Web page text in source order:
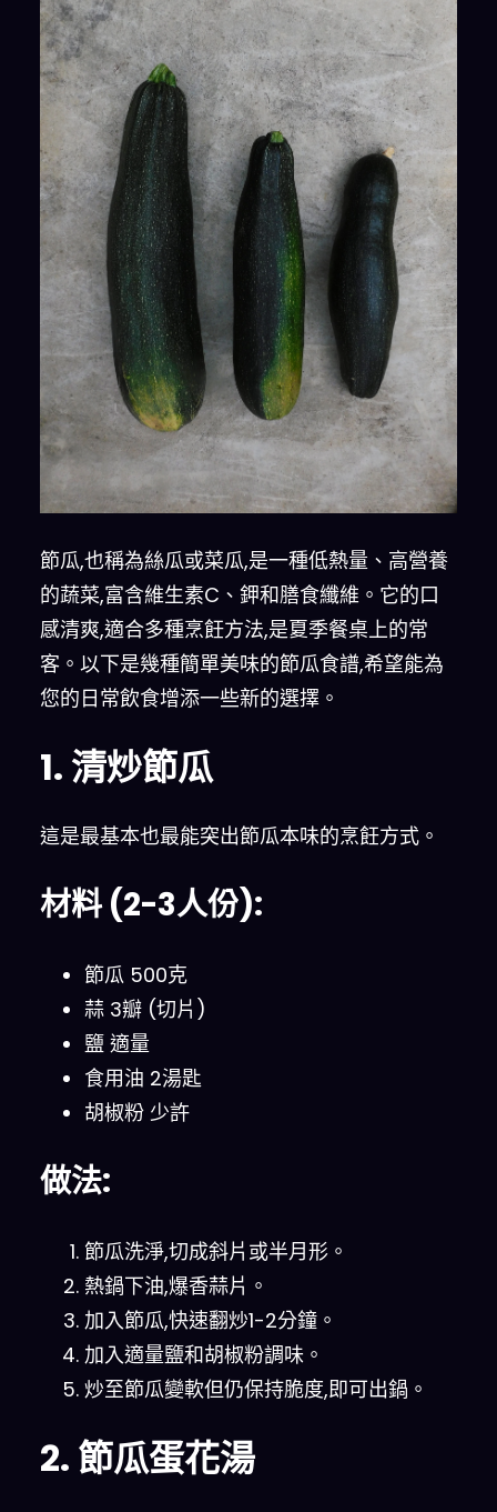
節瓜,也稱為絲瓜或菜瓜,是一種低熱量、高營養
的蔬菜,富含維生素C、鉀和膳食纖維。它的口
感清爽,適合多種烹飪方法,是夏季餐桌上的常
客。以下是幾種簡單美味的節瓜食譜,希望能為
您的日常飲食增添一些新的選擇。
1. 清炒節瓜
這是最基本也最能突出節瓜本味的烹飪方式。
材料 (2-3人份):
節瓜 500克
蒜 3瓣 (切片)
鹽 適量
食用油 2湯匙
胡椒粉 少許
做法:
節瓜洗淨,切成斜片或半月形。
熱鍋下油,爆香蒜片。
加入節瓜,快速翻炒1-2分鐘。
加入適量鹽和胡椒粉調味。
炒至節瓜變軟但仍保持脆度,即可出鍋。
2. 節瓜蛋花湯